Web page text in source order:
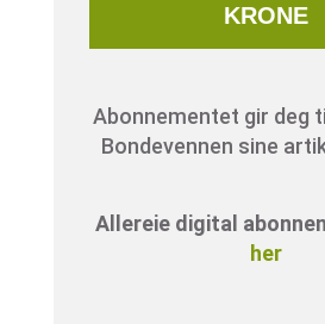
KRONE
Abonnementet gir deg
Bondevennen sine
Allereie digital
her